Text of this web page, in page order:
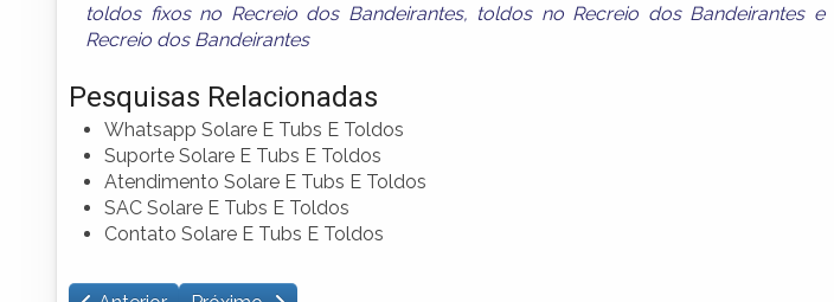
toldos fixos no Recreio dos Bandeirantes, toldos no Recreio dos Bandeirantese
Recreio dos Bandeirantes
Pesquisas Relacionadas
Whatsapp Solare E Tubs E Toldos
Suporte Solare E Tubs E Toldos
Atendimento Solare E Tubs E Toldos
SAC Solare E Tubs E Toldos
Contato Solare E Tubs E Toldos